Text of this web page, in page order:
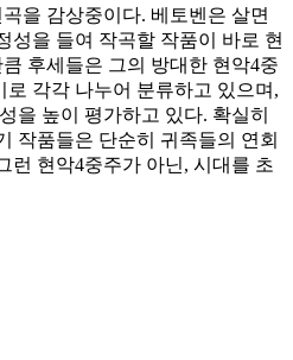
을 감상중이다. 베토벤은 살면
성을 들여 작곡할 작품이 바로 현
후세들은 그의 방대한 현악4중
로 각각 나누어 분류하고 있으며,
을 높이 평가하고 있다. 확실히
작품들은 단순히 귀족들의 연회
런 현악4중주가 아닌, 시대를 초